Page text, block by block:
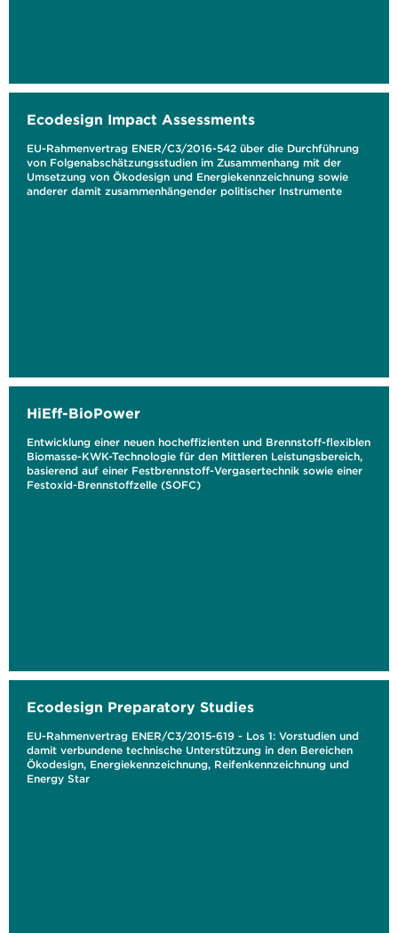
Ecodesign Impact Assessments
EU-Rahmenvertrag ENER/C3/2016-542 über die Durchführung
von Folgenabschätzungsstudien im Zusammenhang mit der
Umsetzung von Ökodesign und Energiekennzeichnung sowie
anderer damit zusammenhängender politischer Instrumente
HiEff-BioPower
Entwicklung einer neuen hocheffizienten und Brennstoff-flexiblen
Biomasse-KWK-Technologie für den Mittleren Leistungsbereich,
basierend auf einer Festbrennstoff-Vergasertechnik sowie einer
Festoxid-Brennstoffzelle (SOFC)
Ecodesign Preparatory Studies
EU-Rahmenvertrag ENER/C3/2015-619 - Los 1: Vorstudien und
damit verbundene technische Unterstützung in den Bereichen
Ökodesign, Energiekennzeichnung, Reifenkennzeichnung und
Energy Star